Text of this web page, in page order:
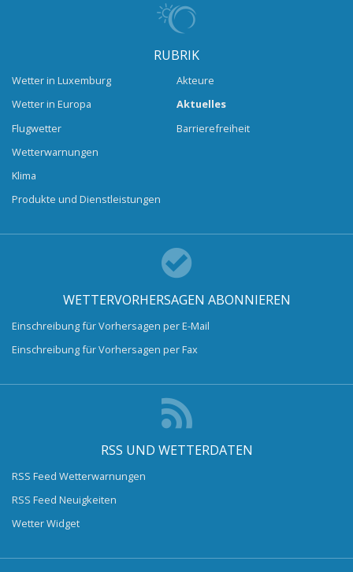
RUBRIK
Wetter in Luxemburg
Wetter in Europa
Flugwetter
Wetterwarnungen
Klima
Produkte und Dienstleistungen
Akteure
Aktuelles
Barrierefreiheit
WETTERVORHERSAGEN ABONNIEREN
Einschreibung für Vorhersagen per E-Mail
Einschreibung für Vorhersagen per Fax
RSS UND WETTERDATEN
RSS Feed Wetterwarnungen
RSS Feed Neuigkeiten
Wetter Widget